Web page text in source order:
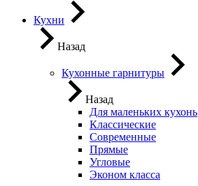
Кухни
Назад
Кухонные гарнитуры
Назад
Для маленьких кухонь
Классические
Современные
Прямые
Угловые
Эконом класса